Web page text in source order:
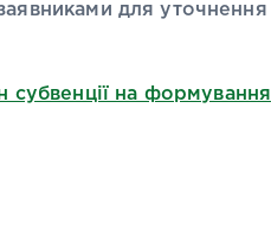
для уточнення
субвенції на формування